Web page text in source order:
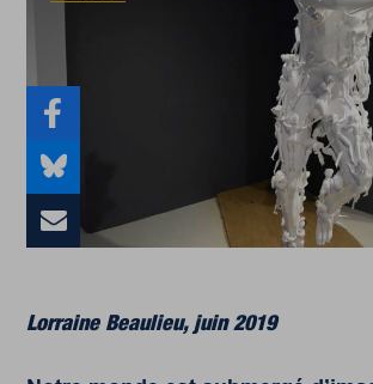
Lorraine Beaulieu, juin 2019